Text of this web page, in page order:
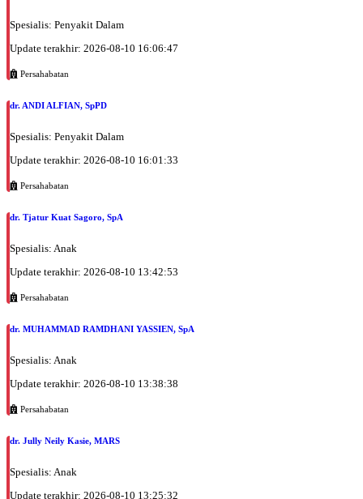
Spesialis: Penyakit Dalam
Update terakhir: 2026-08-10 16:06:47
Persahabatan
dr. ANDI ALFIAN, SpPD
Spesialis: Penyakit Dalam
Update terakhir: 2026-08-10 16:01:33
Persahabatan
dr. Tjatur Kuat Sagoro, SpA
Spesialis: Anak
Update terakhir: 2026-08-10 13:42:53
Persahabatan
dr. MUHAMMAD RAMDHANI YASSIEN, SpA
Spesialis: Anak
Update terakhir: 2026-08-10 13:38:38
Persahabatan
dr. Jully Neily Kasie, MARS
Spesialis: Anak
Update terakhir: 2026-08-10 13:25:32